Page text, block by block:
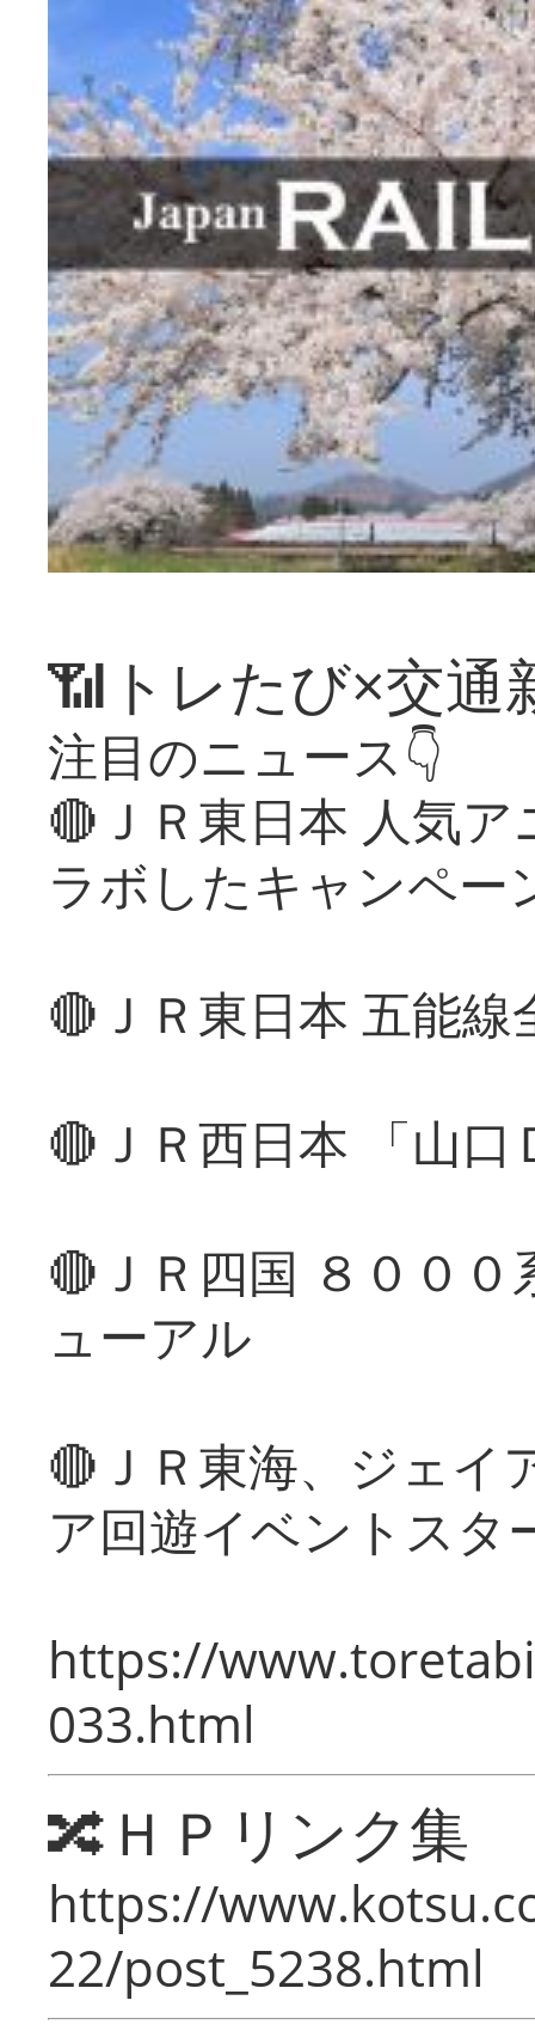
📶トレたび×交通
注目のニュース👇
🔴ＪＲ東日本 人気
ラボしたキャンペー
🔴ＪＲ東日本 五能
🔴ＪＲ西日本 「山
🔴ＪＲ四国 ８００
ューアル
🔴ＪＲ東海、ジェイ
ア回遊イベントスタ
https://
033.html
🔀ＨＰリンク集
https://
22/post_5238.html